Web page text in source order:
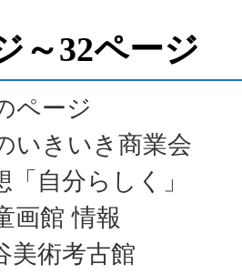
～32ページ
ページ
いきいき商業会
「自分らしく」
画館 情報
美術考古館